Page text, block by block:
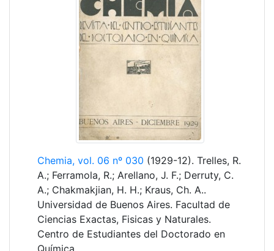
Chemia, vol. 06 nº 030 (1929-12). Trelles, R.
A.; Ferramola, R.; Arellano, J. F.; Derruty, C.
A.; Chakmakjian, H. H.; Kraus, Ch. A..
Universidad de Buenos Aires. Facultad de
Ciencias Exactas, Fisicas y Naturales.
Centro de Estudiantes del Doctorado en